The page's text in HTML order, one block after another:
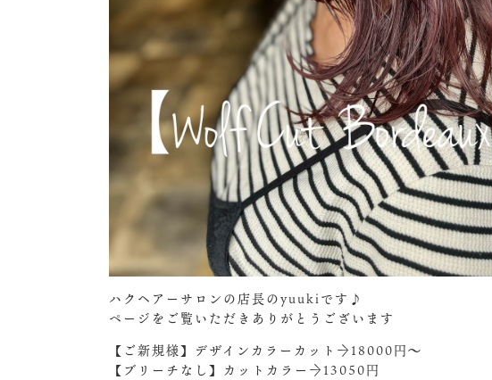
ハクヘアーサロンの店長のyuukiです♪
ページをご覧いただきありがとうございます
【ご新規様】デザインカラーカット→18000円〜
【ブリーチなし】カットカラー→13050円